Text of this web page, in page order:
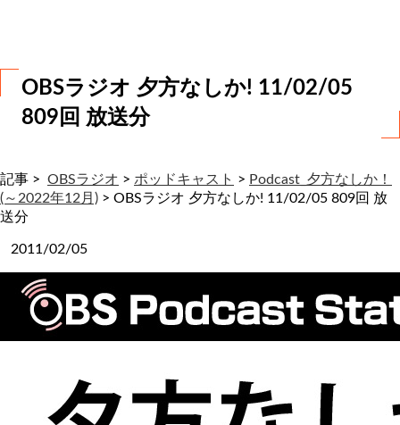
OBSラジオ 夕方なしか! 11/02/05
809回 放送分
記事 > OBSラジオ > ポッドキャスト > Podcast_夕方なしか！
(～2022年12月) > OBSラジオ 夕方なしか! 11/02/05 809回 放
送分
2011/02/05